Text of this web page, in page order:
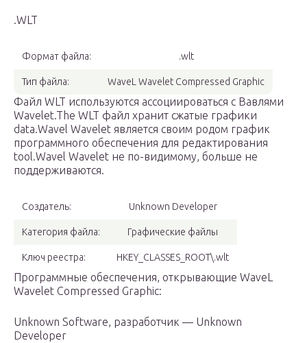
.WLT
Формат файла: .wlt
Тип файла: WaveL Wavelet Compressed Graphic
Файл WLT используются ассоциироваться с Вавлями
Wavelet.The WLT файл хранит сжатые графики
data.Wavel Wavelet является своим родом график
программного обеспечения для редактирования
tool.Wavel Wavelet не по-видимому, больше не
поддерживаются.
Создатель: Unknown Developer
Категория файла: Графические файлы
Ключ реестра: HKEY_CLASSES_ROOT\.wlt
Программные обеспечения, открывающие WaveL
Wavelet Compressed Graphic:
Unknown Software, разработчик — Unknown
Developer